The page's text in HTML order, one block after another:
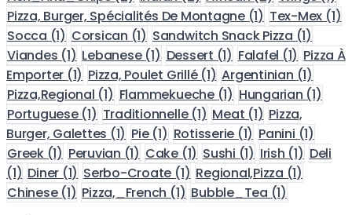
Pizza, Burger, Spécialités De Montagne (1) Tex-Mex (1)
Socca (1) Corsican (1) Sandwitch Snack Pizza (1)
Viandes (1) Lebanese (1) Dessert (1) Falafel (1) Pizza À
Emporter (1) Pizza, Poulet Grillé (1) Argentinian (1)
Pizza,Regional (1) Flammekueche (1) Hungarian (1)
Portuguese (1) Traditionnelle (1) Meat (1) Pizza,
Burger, Galettes (1) Pie (1) Rotisserie (1) Panini (1)
Greek (1) Peruvian (1) Cake (1) Sushi (1) Irish (1) Deli
(1) Diner (1) Serbo-Croate (1) Regional,Pizza (1)
Chinese (1) Pizza,_French (1) Bubble_Tea (1)